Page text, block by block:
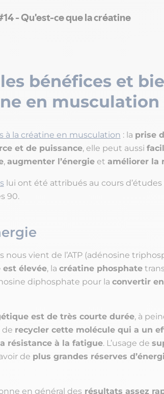
bénéfices et
en musculation
à la créatine en musculation : la prise
et de puissance, elle peut aussi
, augmenter l’énergieet améliorer la
lui ont été attribués au cours d’études
90.
nous vient de l’ATP (adénosine
élevée, la créatine phosphate
diphosphate pour la convertir en
est de très courte durée, à
de recycler cette molécule qui a un
résistance à la fatigue. L’usage de
de plus grandes réserves
en général desrésultats assez